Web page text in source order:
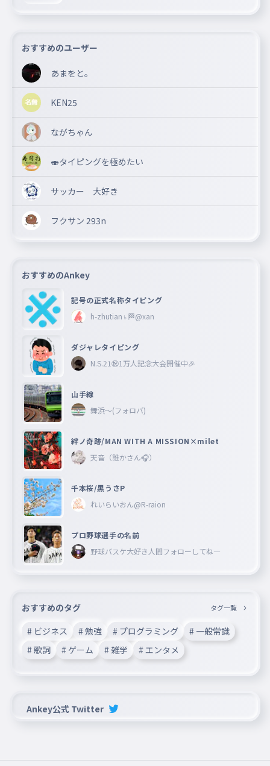
おすすめのユーザー
あまをと。
KEN25
ながちゃん
🍣タイピングを極めたい
サッカー 大好き
フクサン 293n
おすすめのAnkey
記号の正式名称タイピング
h-zhutian♄🏁@xan
ダジャレタイピング
N.S.21㊗︎1万人記念大会開催中🎉
山手線
舞浜〜(フォロバ)
絆ノ奇跡/MAN WITH A MISSION×milet
天音（誰かさん🎧）
千本桜/黒うさP
れいらいおん@R-raion
プロ野球選手の名前
野球バスケ大好き人間フォローしてね―
おすすめのタグ タグ一覧
# ビジネス # 勉強 # プログラミング
# 一般常識
# 歌詞
# ゲーム # 雑学 # エンタメ
Ankey公式 Twitter